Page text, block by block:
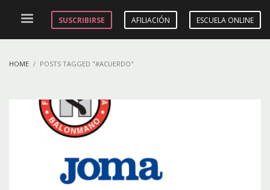
SUSCRIBIRSE AFILIACIÓN ESCUELA ONLINE
HOME POSTS TAGGED "#ACUERDO"